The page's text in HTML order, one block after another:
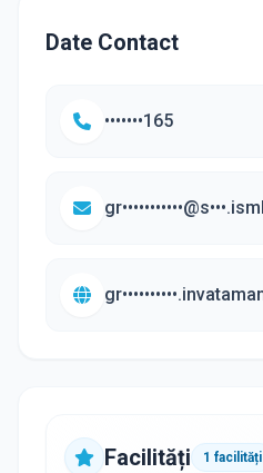
Date Contact
•••••••165
Facilități 1 facilități